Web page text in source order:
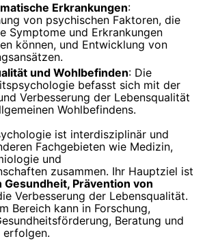
Erkrankungen:
von psychischen Faktoren, die
Symptome und Erkrankungen
können, und Entwicklung von
und Wohlbefinden: Die
befasst sich mit der
Verbesserung der Lebensqualität
Wohlbefindens.
ist interdisziplinär und
Fachgebieten wie Medizin,
und
zusammen. Ihr Hauptziel ist
Gesundheit, Prävention von
Verbesserung der Lebensqualität.
Bereich kann in Forschung,
Beratung und
erfolgen.